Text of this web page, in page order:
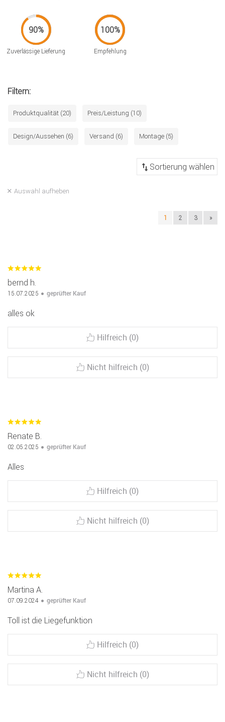
Zuverlässige Lieferung Empfehlung
Filtern:
Produktqualität (20) Preis/Leistung (10)
Design/Aussehen (6) Versand (6) Montage (5)
Auswahl aufheben
1 2 3 »
bernd h.
15.07.2025 geprüfter Kauf
alles ok
Hilfreich (0)
Nicht hilfreich (0)
Renate B.
02.05.2025 geprüfter Kauf
Alles
Hilfreich (0)
Nicht hilfreich (0)
Martina A.
07.09.2024 geprüfter Kauf
Toll ist die Liegefunktion
Hilfreich (0)
Nicht hilfreich (0)